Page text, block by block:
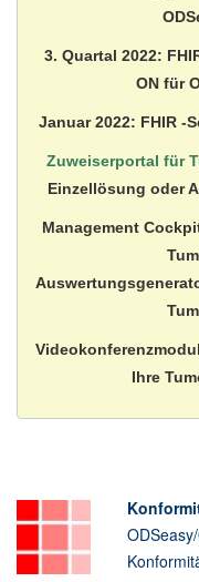
3. Quartal 2022:
ON für
Januar 2022: FHIR -
Zuweiserportal für
Einzellösung oder
Management
Ihre